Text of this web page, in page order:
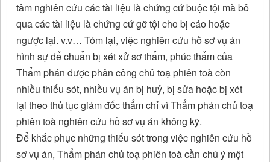
tâm nghiên cứu các tài liệu là chứng cứ buộc tội mà bỏ
qua các tài liệu là chứng cứ gỡ tội cho bị cáo hoặc
ngược lại. v.v… Tóm lại, việc nghiên cứu hồ sơ vụ án
hình sự để chuẩn bị xét xử sơ thẩm, phúc thẩm của
Thẩm phán được phân công chủ toạ phiên toà còn
nhiều thiếu sót, nhiều vụ án bị huỷ, bị sửa hoặc bị xét
lại theo thủ tục giám đốc thẩm chỉ vì Thẩm phán chủ toạ
phiên toà nghiên cứu hồ sơ vụ án không kỹ.
Để khắc phục những thiếu sót trong việc nghiên cứu hồ
sơ vụ án, Thẩm phán chủ toạ phiên toà cần chú ý một